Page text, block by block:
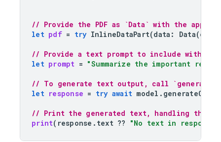
// Provide the PDF as `Data` with the
let pdf = try InlineDataPart(data : Data(
// Provide a text prompt to include with
let prompt = "Summarize the important
// To generate text output, call
let response = try await model .
// Print the generated text, handling the
print( response . text ?? "No text in